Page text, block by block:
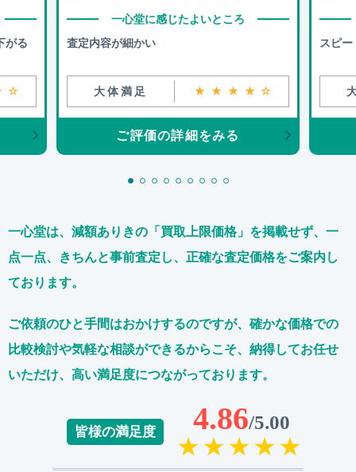
がる
一心堂に感じたよいところ
査定内容が細かい
大体満足 ★★★★☆
ご評価の詳細をみる
スピー
一心堂は、減額ありきの「買取上限価格」を掲載せず、 一
点一点、きちんと事前査定し、正確な査定価格をご案内し
ております。
ご依頼のひと手間はおかけするのですが、 確かな価格での
比較検討や気軽な相談ができるからこそ、 納得してお任せ
いただけ、高い満足度につながっております。
皆様の満足度 4.86/5.00